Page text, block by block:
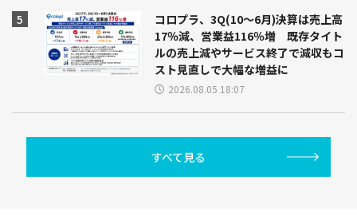
コロプラ、3Q(10～6月)決算は売上高
17％減、営業益116％増 既存タイト
ルの売上減やサービス終了で減収もコ
スト見直しで大幅な増益に
2026.08.05 18:07
すべて見る